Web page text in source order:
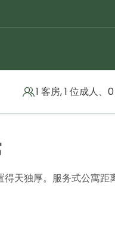
1 客房, 1 位成
位置
天独厚。服务式公寓